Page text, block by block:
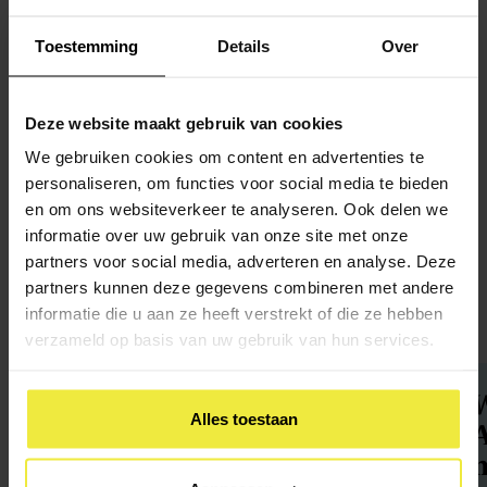
Toestemming Details Over
Deze website maakt gebruik van cookies
We gebruiken cookies om content en advertenties te
personaliseren, om functies voor social media te bieden
en om ons websiteverkeer te analyseren. Ook delen we
informatie over uw gebruik van onze site met onze
partners voor social media, adverteren en analyse. Deze
partners kunnen deze gegevens combineren met andere
informatie die u aan ze heeft verstrekt of die ze hebben
verzameld op basis van uw gebruik van hun services.
Alles toestaan
Inloopspreekuur
Dinsdag 15.00-17.00
OBA Osdorp
Donderdag 15.00-17.00
OBA Bijlmerplein
Nieuws,updates en tips